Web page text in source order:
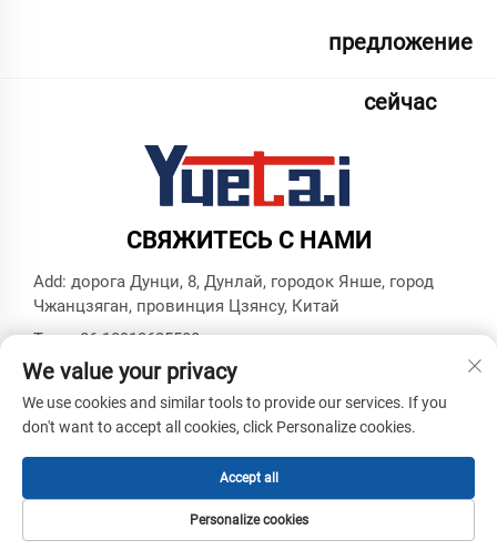
предложение
сейчас
СВЯЖИТЕСЬ С НАМИ
Add: дорога Дунци, 8, Дунлай, городок Янше, город
Чжанцзяган, провинция Цзянсу, Китай
Тел.:+86 18913625580
Эл. почта: [email protected]
Политика конфиденциальности
We value your privacy
We use cookies and similar tools to provide our services. If you
don't want to accept all cookies, click Personalize cookies.
Personalize cookies
Accept all